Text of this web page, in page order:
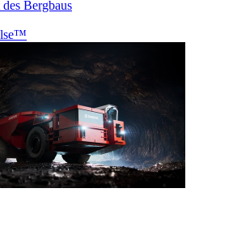
Bergbaus